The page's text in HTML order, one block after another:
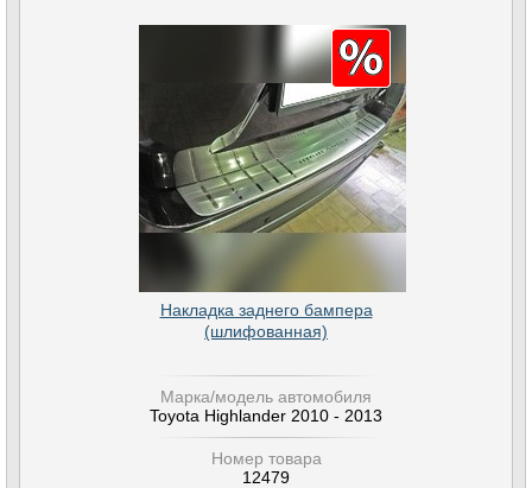
Накладка заднего бампера
(шлифованная)
Марка/модель автомобиля
Toyota Highlander 2010 - 2013
Номер товара
12479